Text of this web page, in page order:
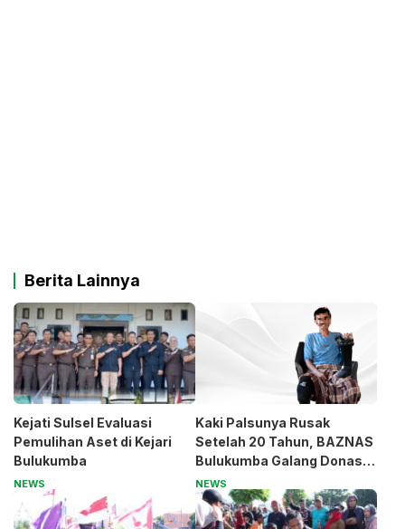
Berita Lainnya
Kejati Sulsel Evaluasi
Pemulihan Aset di Kejari
Bulukumba
NEWS
Kaki Palsunya Rusak
Setelah 20 Tahun, BAZNAS
Bulukumba Galang Donasi
untuk Pak Pardi
NEWS